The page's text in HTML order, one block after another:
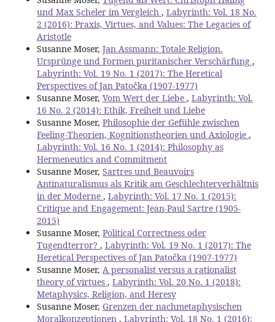
und Max Scheler im Vergleich , Labyrinth: Vol. 18 No.
2 (2016): Praxis, Virtues, and Values: The Legacies of
Aristotle
Susanne Moser, Jan Assmann: Totale Religion.
Ursprünge und Formen puritanischer Verschärfung ,
Labyrinth: Vol. 19 No. 1 (2017): The Heretical
Perspectives of Jan Patočka (1907-1977)
Susanne Moser, Vom Wert der Liebe , Labyrinth: Vol.
16 No. 2 (2014): Ethik, Freiheit und Liebe
Susanne Moser, Philosophie der Gefühle zwischen
Feeling-Theorien, Kognitionstheorien und Axiologie ,
Labyrinth: Vol. 16 No. 1 (2014): Philosophy as
Hermeneutics and Commitment
Susanne Moser, Sartres und Beauvoirs
Antinaturalismus als Kritik am Geschlechterverhältnis
in der Moderne , Labyrinth: Vol. 17 No. 1 (2015):
Critique and Engagement: Jean-Paul Sartre (1905-
2015)
Susanne Moser, Political Correctness oder
Tugendterror? , Labyrinth: Vol. 19 No. 1 (2017): The
Heretical Perspectives of Jan Patočka (1907-1977)
Susanne Moser, A personalist versus a rationalist
theory of virtues , Labyrinth: Vol. 20 No. 1 (2018):
Metaphysics, Religion, and Heresy
Susanne Moser, Grenzen der nachmetaphysischen
Moralkonzeptionen , Labyrinth: Vol. 18 No. 1 (2016):